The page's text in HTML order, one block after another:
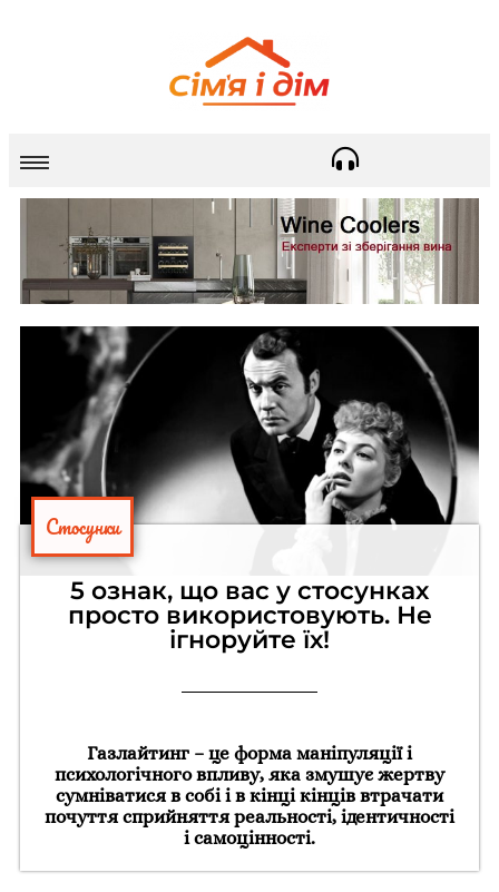
Стосунки
5 ознак, що вас у стосунках
просто використовують. Не
ігноруйте їх!
Газлайтинг – це форма маніпуляції і
психологічного впливу, яка змушує жертву
сумніватися в собі і в кінці кінців втрачати
почуття сприйняття реальності, ідентичності
і самоцінності.